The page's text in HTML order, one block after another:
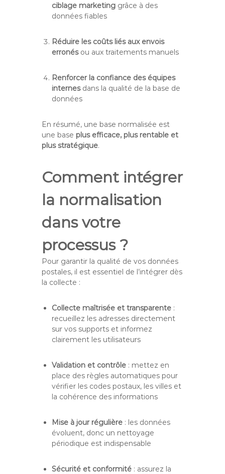
ciblage marketing grâce à des
données fiables
Réduire les coûts liés aux envois
erronésou aux traitements manuels
Renforcer la confiance des équipes
internesdans la qualité de la base de
données
En résumé, une base normalisée est
une base plus efficace, plus rentable et
plus stratégique.
Comment intégrer
la normalisation
dans votre
processus ?
Pour garantir la qualité de vos données
postales, il est essentiel de l’intégrer dès
la collecte :
Collecte maîtrisée et transparente :
recueillez les adresses directement
sur vos supports et informez
clairement les utilisateurs
Validation et contrôle : mettez en
place des règles automatiques pour
vérifier les codes postaux, les villes et
la cohérence des informations
Mise à jour régulière : les données
évoluent, donc un nettoyage
périodique est indispensable
Sécurité et conformité : assurez la